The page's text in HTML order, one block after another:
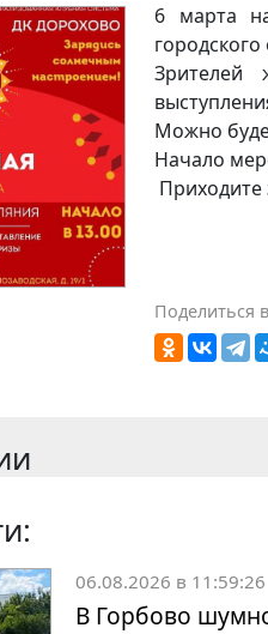
6 марта
Зрителей
Можно
Начало
Поделиться
06.08.2026 в 11:59:26
В Горбово